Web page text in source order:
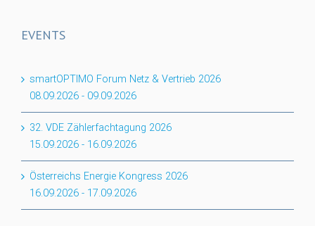
EVENTS
smartOPTIMO Forum Netz & Vertrieb 2026
08.09.2026 - 09.09.2026
32. VDE Zählerfachtagung 2026
15.09.2026 - 16.09.2026
Österreichs Energie Kongress 2026
16.09.2026 - 17.09.2026